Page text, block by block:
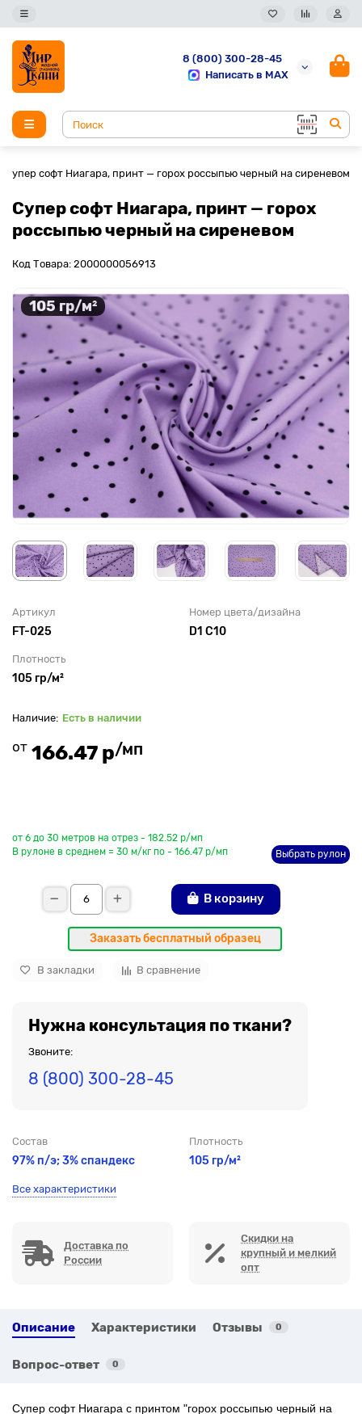
8 (800) 300-28-45
Написать в MAX
Супер софт Ниагара, принт — горох россыпью черный на сиреневом
Супер софт Ниагара, принт — горох
россыпью черный на сиреневом
Код Товара: 2000000056913
105 гр/м²
Артикул
FT-025
Номер цвета/дизайна
D1 C10
Плотность
105 гр/м²
Есть в наличии
от 166.47 р/мп
от 6 до 30 метров на отрез - 182.52 р/мп
В рулоне в среднем = 30 м/кг по - 166.47 р/мп
Выбрать рулон
В корзину
Заказать бесплатный образец
В закладки В сравнение
Нужна консультация по ткани?
Звоните:
8 (800) 300-28-45
Состав
97% п/э; 3% спандекс
Плотность
105 гр/м²
Все характеристики
Доставка по
России
Скидки на
крупный и мелкий
опт
Описание Характеристики Отзывы 0
Вопрос-ответ 0
Супер софт Ниагара с принтом "горох россыпью черный на